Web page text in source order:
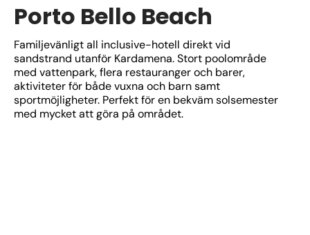
Porto Bello Beach
Familjevänligt all inclusive-hotell direkt vid
sandstrand utanför Kardamena. Stort poolområde
med vattenpark, flera restauranger och barer,
aktiviteter för både vuxna och barn samt
sportmöjligheter. Perfekt för en bekväm solsemester
med mycket att göra på området.